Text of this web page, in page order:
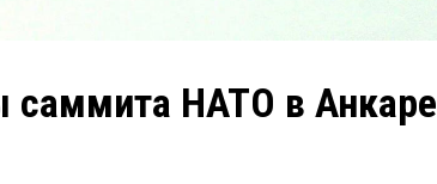
саммита НАТО в Анкаре